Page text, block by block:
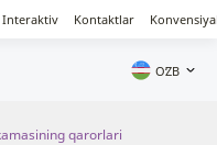
Interaktiv Kontaktlar
OʻZB
qarorlari